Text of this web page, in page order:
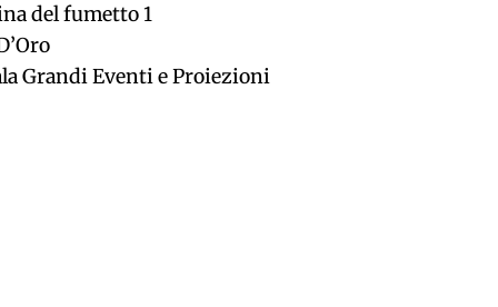
del fumetto 1
Grandi Eventi e Proiezioni